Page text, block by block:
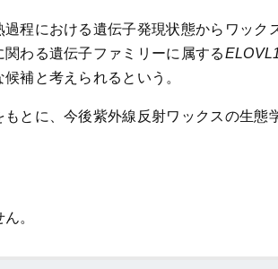
程における遺伝子発現状態からワック
わる遺伝子ファミリーに属する
補と考えられるという。
とに、今後紫外線反射ワックスの生態
。